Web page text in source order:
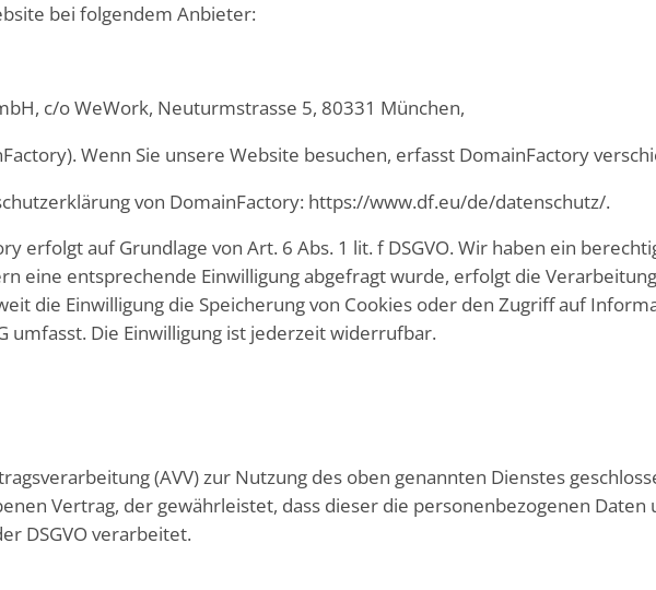
bei folgendem Anbieter:
c/o WeWork, Neuturmstrasse 5, 80331 München,
Wenn Sie unsere Website besuchen, erfasst DomainFactory
von DomainFactory: https://www.df.eu/de/datenschutz/.
erfolgt auf Grundlage von Art. 6 Abs. 1 lit. f DSGVO. Wir haben ein
eine entsprechende Einwilligung abgefragt wurde, erfolgt die
die Einwilligung die Speicherung von Cookies oder den Zugriff auf
umfasst. Die Einwilligung ist jederzeit widerrufbar.
(AVV) zur Nutzung des oben genannten Dienstes
Vertrag, der gewährleistet, dass dieser die personenbezogenen
DSGVO verarbeitet.